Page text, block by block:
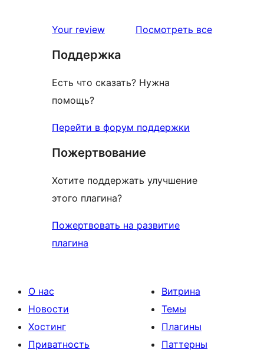
звездный
Your review Посмотреть всеотзывы
Поддержка
Есть что сказать? Нужна
помощь?
Перейти в форум поддержки
Пожертвование
Хотите поддержать улучшение
этого плагина?
Пожертвовать на развитие
плагина
О нас
Новости
Хостинг
Приватность
Витрина
Темы
Плагины
Паттерны